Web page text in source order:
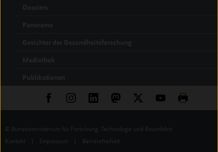
© Bundesministerium für Forschung, Technologie und Raumfahrt
Kontakt
| Impressum | Barrierefreiheit